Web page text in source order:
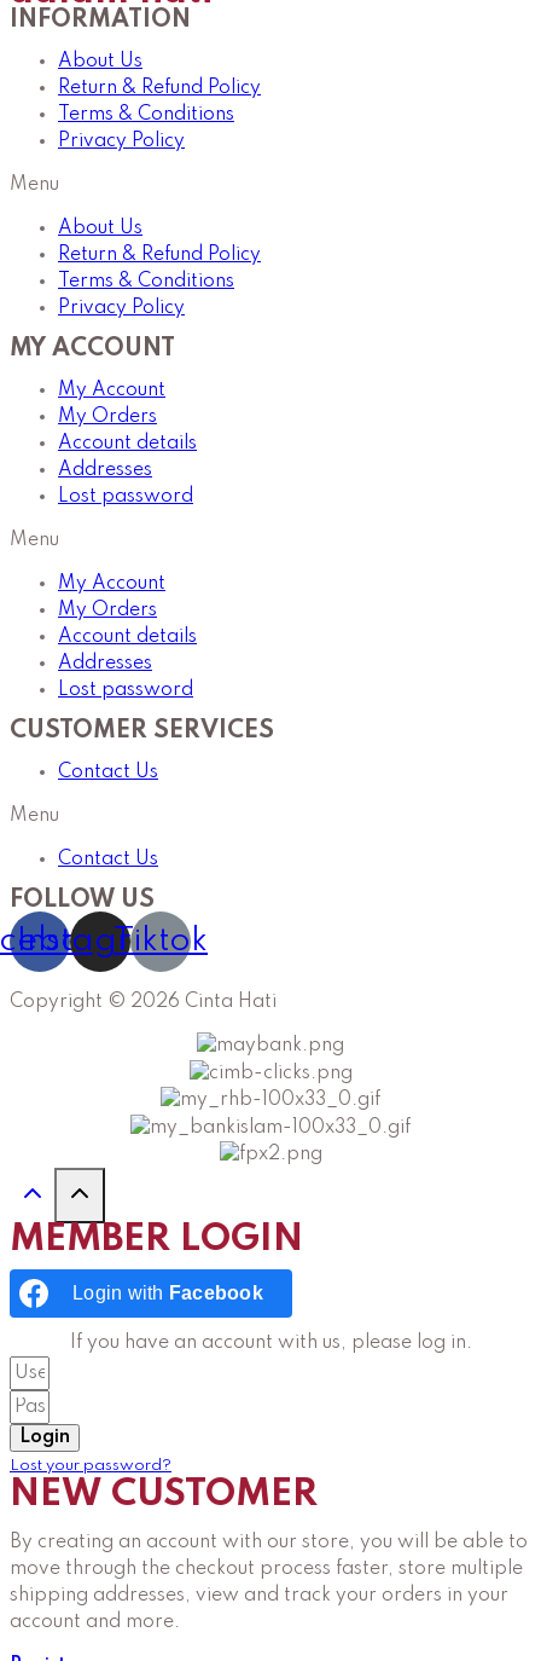
INFORMATION
About Us
Return & Refund Policy
Terms & Conditions
Privacy Policy
Menu
About Us
Return & Refund Policy
Terms & Conditions
Privacy Policy
MY ACCOUNT
My Account
My Orders
Account details
Addresses
Lost password
Menu
My Account
My Orders
Account details
Addresses
Lost password
CUSTOMER SERVICES
Contact Us
Menu
Contact Us
FOLLOW US
Instagram
Tiktok
Copyright © 2026 Cinta Hati
MEMBER LOGIN
Login with Facebook
If you have an account with us, please log in.
Login
Lost your password?
NEW CUSTOMER
By creating an account with our store, you will be able to
move through the checkout process faster, store multiple
shipping addresses, view and track your orders in your
account and more.